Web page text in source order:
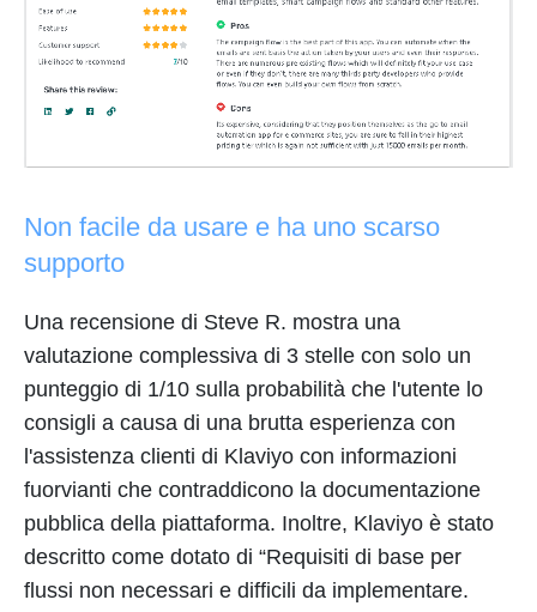
Non facile da usare e ha uno scarso
supporto
Una recensione di Steve R. mostra una
valutazione complessiva di 3 stelle con solo un
punteggio di 1/10 sulla probabilità che l'utente lo
consigli a causa di una brutta esperienza con
l'assistenza clienti di Klaviyo con informazioni
fuorvianti che contraddicono la documentazione
pubblica della piattaforma. Inoltre, Klaviyo è stato
descritto come dotato di “Requisiti di base per
flussi non necessari e difficili da implementare.